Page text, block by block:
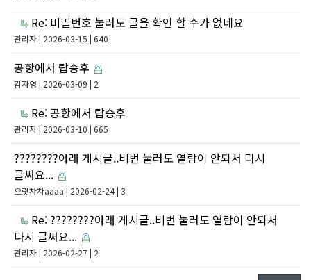
Re: 비밀번호 눌러도 글을 확인 할 수가 없네요
관리자| 2026-03-15 | 640
공항에서 탑승후
김자영 | 2026-03-09 | 2
Re: 공항에서 탑승후
관리자| 2026-03-10 | 665
????????아래 게시글..비번 눌러도 열람이 안되서 다시
글써요...
으랏차차aaaa | 2026-02-24 | 3
Re: ????????아래 게시글..비번 눌러도 열람이 안되서
다시 글써요...
관리자| 2026-02-27 | 2